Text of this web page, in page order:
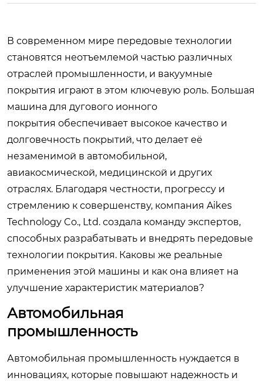
В современном мире передовые технологии
становятся неотъемлемой частью различных
отраслей промышленности, и вакуумные
покрытия играют в этом ключевую роль. Большая
машина для дугового ионного
покрытия обеспечивает высокое качество и
долговечность покрытий, что делает её
незаменимой в автомобильной,
авиакосмической, медицинской и других
отраслях. Благодаря честности, прогрессу и
стремлению к совершенству, компания Aikes
Technology Co., Ltd. создала команду экспертов,
способных разрабатывать и внедрять передовые
технологии покрытия. Каковы же реальные
применения этой машины и как она влияет на
улучшение характеристик материалов?
Автомобильная
промышленность
Автомобильная промышленность нуждается в
инновациях, которые повышают надежность и